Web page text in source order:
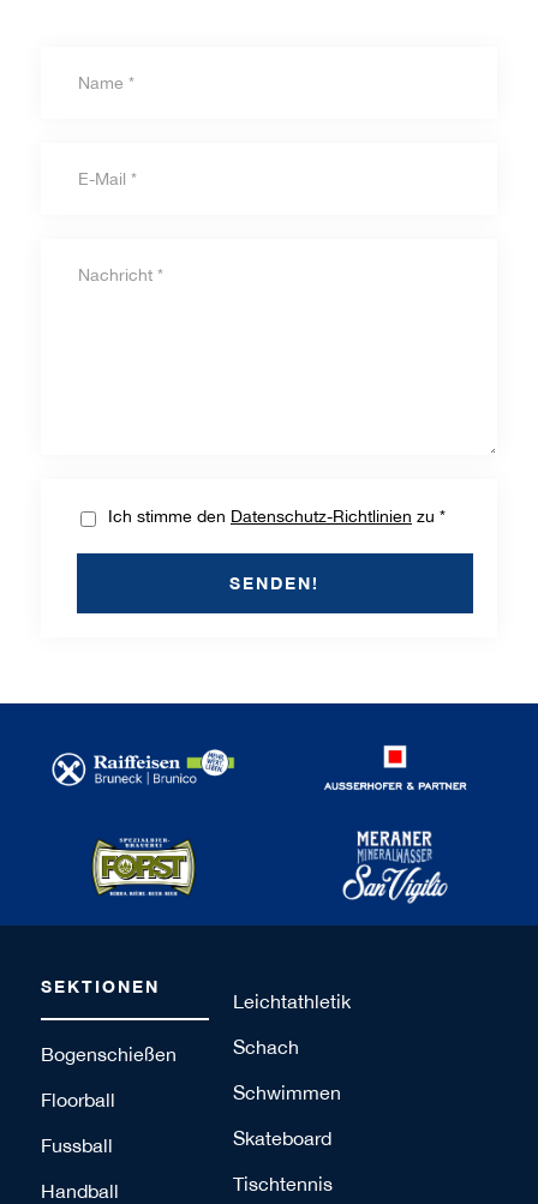
Ich stimme den Datenschutz-Richtlinien zu *
SEKTIONEN
Bogenschießen
Floorball
Fussball
Handball
Leichtathletik
Schach
Schwimmen
Skateboard
Tischtennis